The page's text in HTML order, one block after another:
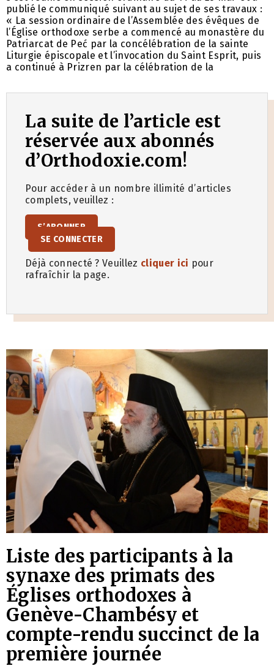
publié le communiqué suivant au sujet de ses travaux :
« La session ordinaire de l’Assemblée des évêques de
l’Église orthodoxe serbe a commencé au monastère du
Patriarcat de Peć par la concélébration de la sainte
Liturgie épiscopale et l’invocation du Saint Esprit, puis
a continué à Prizren par la célébration de la
La suite de l’article est
réservée aux abonnés
d’Orthodoxie.com!
Pour accéder à un nombre illimité d’articles
complets, veuillez :
S’ABONNER
SE CONNECTER
Déjà connecté ? Veuillez cliquer ici pour
rafraîchir la page.
Liste des participants à la
synaxe des primats des
Églises orthodoxes à
Genève-Chambésy et
compte-rendu succinct de la
première journée